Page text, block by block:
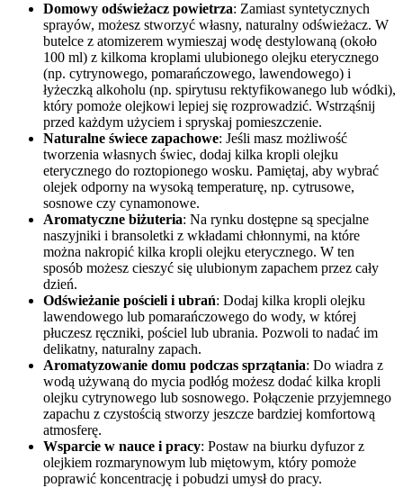
Domowy odświeżacz powietrza: Zamiast syntetycznych
sprayów, możesz stworzyć własny, naturalny odświeżacz. W
butelce z atomizerem wymieszaj wodę destylowaną (około
100 ml) z kilkoma kroplami ulubionego olejku eterycznego
(np. cytrynowego, pomarańczowego, lawendowego) i
łyżeczką alkoholu (np. spirytusu rektyfikowanego lub wódki),
który pomoże olejkowi lepiej się rozprowadzić. Wstrząśnij
przed każdym użyciem i spryskaj pomieszczenie.
Naturalne świece zapachowe: Jeśli masz możliwość
tworzenia własnych świec, dodaj kilka kropli olejku
eterycznego do roztopionego wosku. Pamiętaj, aby wybrać
olejek odporny na wysoką temperaturę, np. cytrusowe,
sosnowe czy cynamonowe.
Aromatyczne biżuteria: Na rynku dostępne są specjalne
naszyjniki i bransoletki z wkładami chłonnymi, na które
można nakropić kilka kropli olejku eterycznego. W ten
sposób możesz cieszyć się ulubionym zapachem przez cały
dzień.
Odświeżanie pościeli i ubrań: Dodaj kilka kropli olejku
lawendowego lub pomarańczowego do wody, w której
płuczesz ręczniki, pościel lub ubrania. Pozwoli to nadać im
delikatny, naturalny zapach.
Aromatyzowanie domu podczas sprzątania: Do wiadra z
wodą używaną do mycia podłóg możesz dodać kilka kropli
olejku cytrynowego lub sosnowego. Połączenie przyjemnego
zapachu z czystością stworzy jeszcze bardziej komfortową
atmosferę.
Wsparcie w nauce i pracy: Postaw na biurku dyfuzor z
olejkiem rozmarynowym lub miętowym, który pomoże
poprawić koncentrację i pobudzi umysł do pracy.